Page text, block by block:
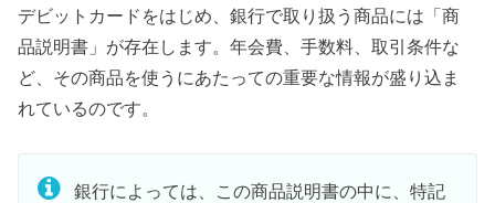
デビットカードをはじめ、銀行で取り扱う商品には「商
品説明書」が存在します。年会費、手数料、取引条件な
ど、その商品を使うにあたっての重要な情報が盛り込ま
れているのです。
銀行によっては、この商品説明書の中に、特記